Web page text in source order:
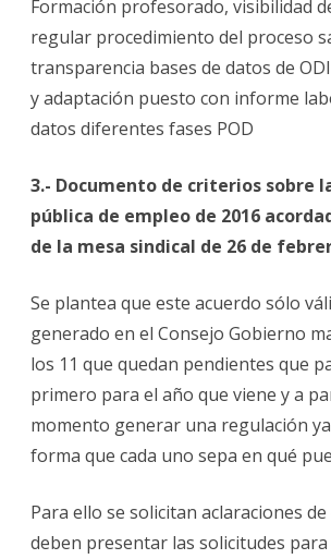
Formación profesorado, visibilidad
regular procedimiento del proceso
transparencia bases de datos de
y adaptación puesto con informe
datos diferentes fases POD
3.- Documento de criterios sobre
pública de empleo de 2016
de la mesa sindical de 26 de
Se plantea que este acuerdo sólo
generado en el Consejo Gobierno
los 11 que quedan pendientes que
primero para el año que viene y a
momento generar una regulación
forma que cada uno sepa en qué
Para ello se solicitan aclaraciones
deben presentar las solicitudes